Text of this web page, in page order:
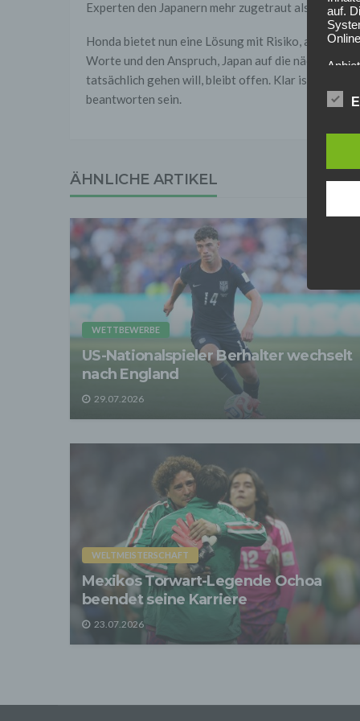
Experten den Japanern mehr zugetraut als ein
Honda bietet nun eine Lösung mit Risiko, aber
Worte und den Anspruch, Japan auf die nächste
tatsächlich gehen will, bleibt offen. Klar ist nur:
beantworten sein.
ÄHNLICHE ARTIKEL
WETTBEWERBE
US-Nationalspieler Berhalter wechselt
nach England
29.07.2026
WELTMEISTERSCHAFT
Mexikos Torwart-Legende Ochoa
beendet seine Karriere
23.07.2026
auf.
Für
Der
Wir
Wir
der
"Dritt-
3.
Die
-
-
Wir
Bei